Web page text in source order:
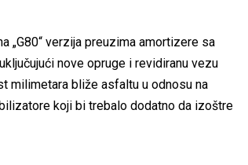
„G80“ verzija preuzima amortizere sa
nove opruge i revidiranu vezu
milimetara bliže asfaltu u odnosu na
koji bi trebalo dodatno da izoštre